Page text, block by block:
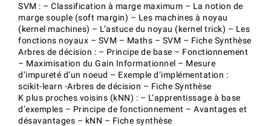
SVM : – Classification à marge maximum – La notion de
marge souple (soft margin) – Les machines à noyau
(kernel machines) – L’astuce du noyau (kernel trick) – Les
fonctions noyaux – SVM – Maths – SVM – Fiche Synthèse
Arbres de décision : – Principe de base – Fonctionnement
– Maximisation du Gain Informationnel – Mesure
d’impureté d’un noeud – Exemple d’implémentation :
scikit-learn -Arbres de décision – Fiche Synthèse
K plus proches voisins (kNN) : – L’apprentissage à base
d’exemples – Principe de fonctionnement – Avantages et
désavantages – kNN – Fiche synthèse